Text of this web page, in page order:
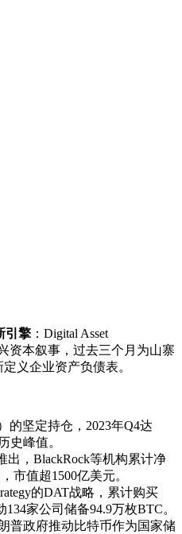
引擎 ：Digital Asset
资本叙事，过去三个月为山寨
义企业资产负债表。
的坚定持仓，2023年Q4达
史峰值。
出，BlackRock等机构累计净
市值超1500亿美元。
的DAT战略，累计购买
家公司储备94.9万枚BTC。
普政府推动比特币作为国家储